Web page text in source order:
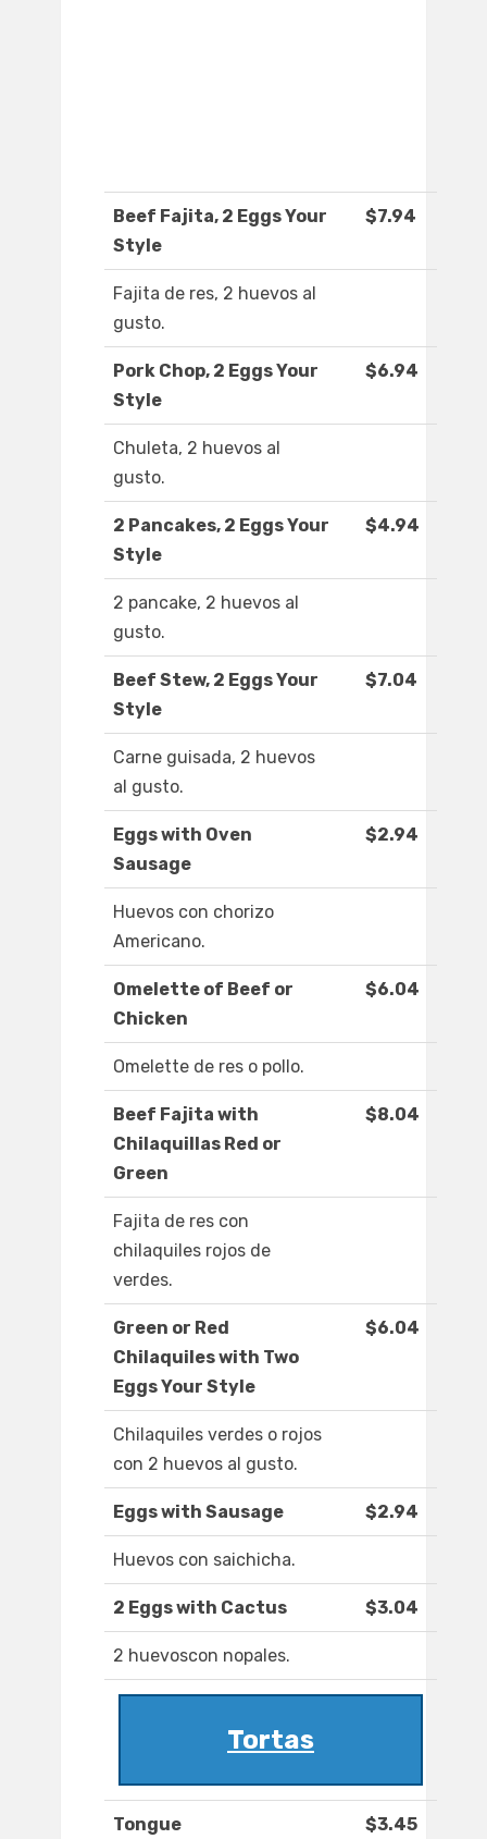
Beef Fajita, 2 Eggs Your
Style
$7.94
Fajita de res, 2 huevos al
gusto.
Pork Chop, 2 Eggs Your
Style
$6.94
Chuleta, 2 huevos al
gusto.
2 Pancakes, 2 Eggs Your
Style
$4.94
2 pancake, 2 huevos al
gusto.
Beef Stew, 2 Eggs Your
Style
$7.04
Carne guisada, 2 huevos
al gusto.
Eggs with Oven
Sausage
$2.94
Huevos con chorizo
Americano.
Omelette of Beef or
Chicken
$6.04
Omelette de res o pollo.
Beef Fajita with
Chilaquillas Red or
Green
$8.04
Fajita de res con
chilaquiles rojos de
verdes.
Green or Red
Chilaquiles with Two
Eggs Your Style
$6.04
Chilaquiles verdes o rojos
con 2 huevos al gusto.
Eggs with Sausage $2.94
Huevos con saichicha.
2 Eggs with Cactus $3.04
2 huevoscon nopales.
Tortas
Tongue $3.45